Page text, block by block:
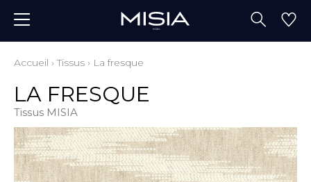
Accueil ›Tissus › La fresque
LA FRESQUE
Tissus MISIA